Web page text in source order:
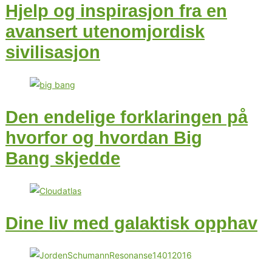
Hjelp og inspirasjon fra en
avansert utenomjordisk
sivilisasjon
Den endelige forklaringen på
hvorfor og hvordan Big
Bang skjedde
Dine liv med galaktisk opphav